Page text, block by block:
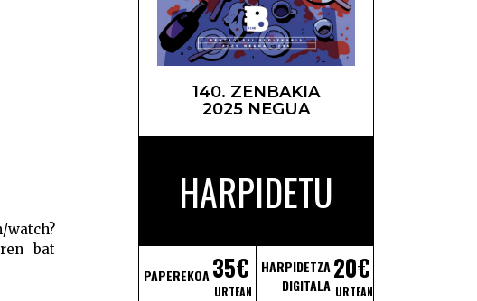
bat
140. ZENBAKIA
2025 NEGUA
HARPIDETU
PAPEREKOA35€
URTEAN
HARPIDETZA
DIGITALA
20€
URTEAN